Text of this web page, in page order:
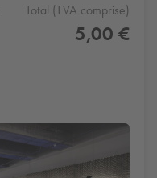
Total (TVA comprise)
5,00 €